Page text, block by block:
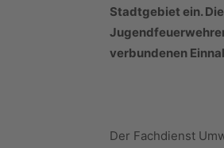
Stadtgebiet ein.
verbundenen
Der Fachdienst